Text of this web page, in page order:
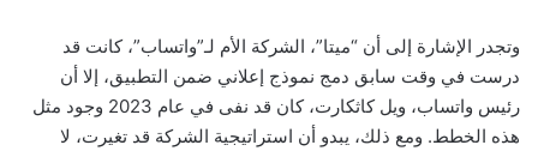
وتجدر الإشارة إلى أن “ميتا”، الشركة الأم لـ”واتساب”، كانت قد
درست في وقت سابق دمج نموذج إعلاني ضمن التطبيق، إلا أن
رئيس واتساب، ويل كاثكارت، كان قد نفى في عام 2023 وجود مثل
هذه الخطط. ومع ذلك، يبدو أن استراتيجية الشركة قد تغيرت، لا